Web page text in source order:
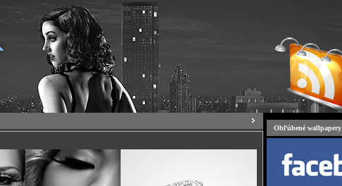
Obľúbené wallpapery